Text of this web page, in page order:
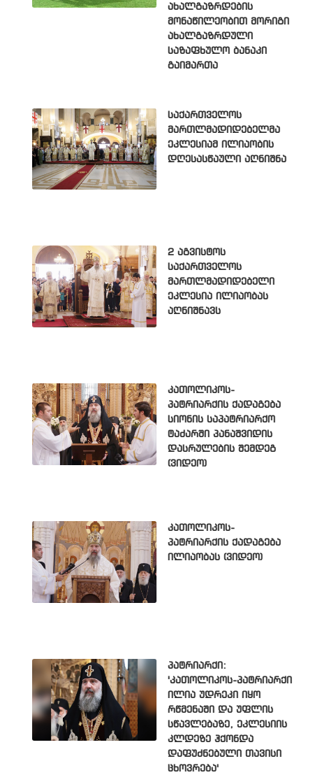
ახალგაზრდების
მონაწილეობით მორიგი
ახალგაზრდული
საზაფხულო ბანაკი
გაიმართა
საქართველოს
მართლმადიდებელმა
ეკლესიამ ილიაობის
დღესასწაული აღნიშნა
2 აგვისტოს
საქართველოს
მართლმადიდებელი
ეკლესია ილიაობას
აღნიშნავს
კათოლიკოს-
პატრიარქის ქადაგება
სიონის საპატრიარქო
ტაძარში პანაშვიდის
დასრულების შემდეგ
(ვიდეო)
კათოლიკოს-
პატრიარქის ქადაგება
ილიაობას (ვიდეო)
პატრიარქი:
'კათოლიკოს-პატრიარქი
ილია უდრეკი იყო
რწმენაში და უფლის
სწავლებაზე, ეკლესიის
კლდეზე ჰქონდა
დაფუძნებული თავისი
ცხოვრება'